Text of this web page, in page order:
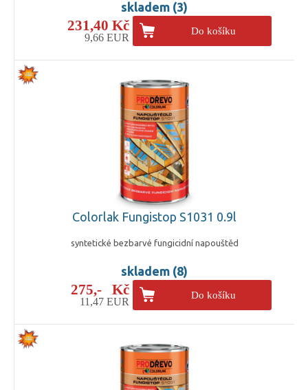
skladem (3)
231,40 Kč
9,66 EUR
Do košíku
Colorlak Fungistop S1031 0.9l
syntetické bezbarvé fungicidní napouštěd
skladem (8)
275,- Kč
11,47 EUR
Do košíku